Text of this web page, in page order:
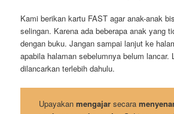
Kami berikan kartu FAST agar anak-anak
selingan. Karena ada beberapa anak yang
dengan buku. Jangan sampai lanjut ke
apabila halaman sebelumnya belum lancar.
dilancarkan terlebih dahulu.
Upayakanmengajarsecara